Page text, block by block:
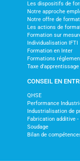
Les dispositifs de
Notre approche
Notre offre de
Les actions de
Formation sur
Individualisation IFTI
Formation en Inter
Formations
Taxe d'apprentissage
CONSEIL EN
QHSE
Performance
Industrialisation de
Fabrication additive
Soudage
Bilan de